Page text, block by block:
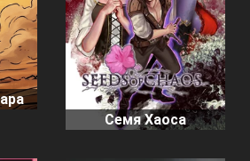
Семя Хаоса